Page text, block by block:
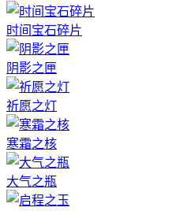
时间宝石碎片
阴影之匣
祈愿之灯
寒霜之核
大气之瓶